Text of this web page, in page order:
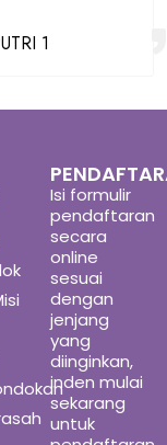
1
Isi formulir
pendaftaran
secara
online
sesuai
dengan
jenjang
yang
diinginkan,
inden mulai
sekarang
untuk